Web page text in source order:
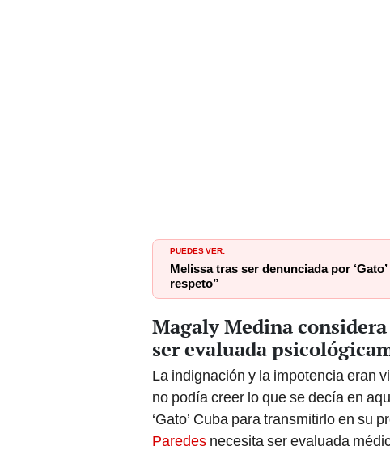
PUEDES VER:
Melissa tras ser denunciada por
respeto”
Magaly Medina
ser evaluada
La indignación y la impotencia eran
no podía creer lo que se decía en
‘Gato’ Cuba para transmitirlo en su
Paredes necesita ser evaluada